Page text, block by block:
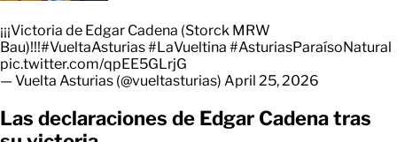
¡¡¡Victoria de Edgar Cadena (Storck MRW
Bau)!!!#VueltaAsturias#LaVueltina #AsturiasParaísoNatural
pic.twitter.com/qpEE5GLrjG
— Vuelta Asturias (@vueltasturias) April 25, 2026
Las declaraciones de Edgar Cadena tras